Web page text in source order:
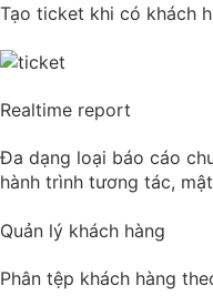
Tạo ticket khi có khách
Realtime report
Đa dạng loại báo cáo
hành trình tương tác,
Quản lý khách hàng
Phân tệp khách hàng